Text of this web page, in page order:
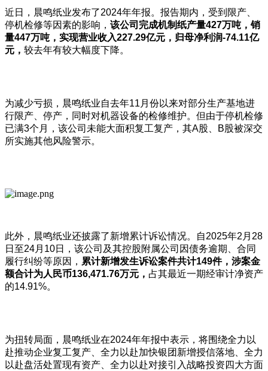
近日，晨鸣纸业发布了2024年年报。报告期内，受到限产、
停机检修等因素的影响， 该公司完成机制纸产量427万吨，销
量447万吨，实现营业收入227.29亿元，归母净利润-74.11亿
元， 较去年有较大幅度下降。
为减少亏损，晨鸣纸业自去年11月份以来对部分生产基地进
行限产、停产，同时对机器设备的检修维护。但由于停机检修
已满3个月，该公司未能大面积复工复产，其A股、B股被深交
所实施其他风险警示。
此外，晨鸣纸业还披露了新增累计诉讼情况。自2025年2月28
日至24月10日，该公司及其控股附属公司因债务逾期、合同
履行纠纷等原因， 累计新增发生诉讼案件共计149件，涉案金
额合计为人民币136,471.76万元， 占其最近一期经审计净资产
的14.91%。
为扭转局面，晨鸣纸业在2024年年报中表示，将围绕全力以
赴推动企业复工复产、全力以赴加快银团新增授信落地、全力
以赴盘活处置现有资产、全力以赴对接引入战略投资四大方面